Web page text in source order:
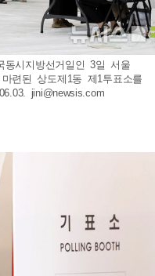
시지방선거일인 3일 서울
련된 상도제1동 제1투표소를
jini@newsis.com